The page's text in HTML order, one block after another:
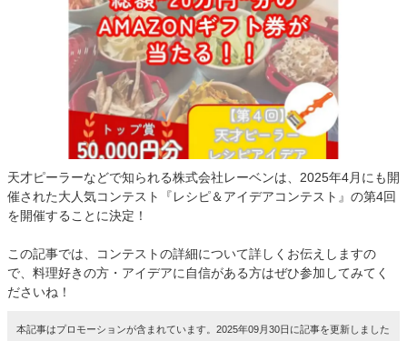
天才ピーラーなどで知られる株式会社レーベンは、2025年4月にも開
催された大人気コンテスト『レシピ＆アイデアコンテスト』の第4回
を開催することに決定！
この記事では、コンテストの詳細について詳しくお伝えしますの
で、料理好きの方・アイデアに自信がある方はぜひ参加してみてく
ださいね！
本記事はプロモーションが含まれています。2025年09月30日に記事を更新しました